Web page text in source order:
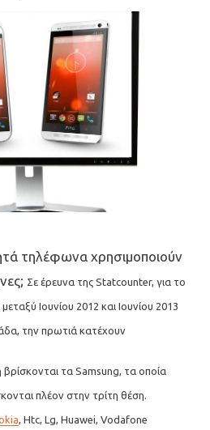
τηλέφωνα χρησιμοποιούν
Σε έρευνα της Statcounter, για το
Ιουνίου 2012 και Ιουνίου 2013
την πρωτιά κατέχουν
τα Samsung, τα οποία
πλέον στην τρίτη θέση.
, Htc, Lg, Huawei, Vodafone